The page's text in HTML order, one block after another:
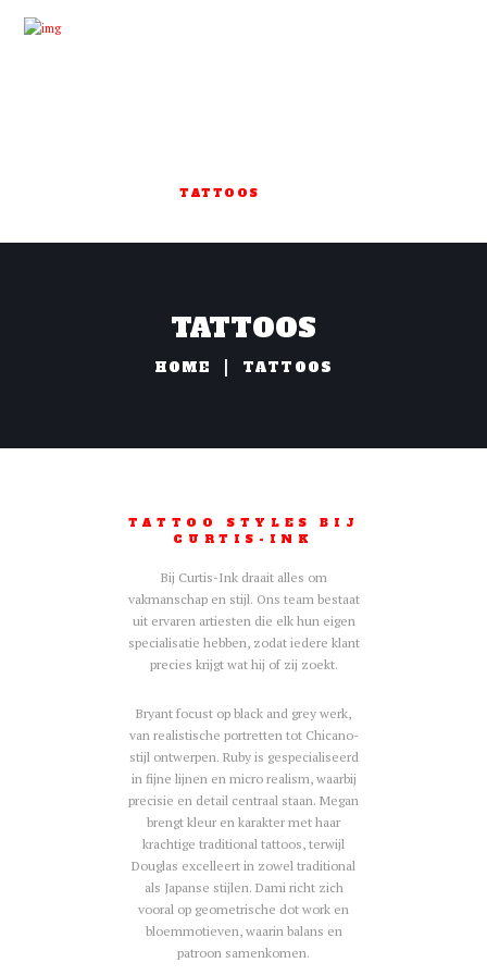
TATTOOS
TATTOOS
HOME TATTOOS
TATTOO STYLES BIJ
CURTIS-INK
Bij Curtis-Ink draait alles om
vakmanschap en stijl. Ons team bestaat
uit ervaren artiesten die elk hun eigen
specialisatie hebben, zodat iedere klant
precies krijgt wat hij of zij zoekt.
Bryant focust op black and grey werk,
van realistische portretten tot Chicano-
stijl ontwerpen. Ruby is gespecialiseerd
in fijne lijnen en micro realism, waarbij
precisie en detail centraal staan. Megan
brengt kleur en karakter met haar
krachtige traditional tattoos, terwijl
Douglas excelleert in zowel traditional
als Japanse stijlen. Dami richt zich
vooral op geometrische dot work en
bloemmotieven, waarin balans en
patroon samenkomen.